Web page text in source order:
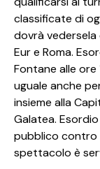
classificate di
dovrà vedersela
Eur e Roma.
Fontane alle ore
uguale anche
insieme alla
Galatea.
pubblico contro
spettacolo è